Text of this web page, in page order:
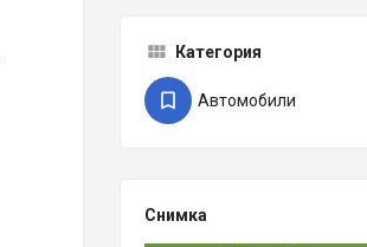
Категория
Автомобили
Снимка